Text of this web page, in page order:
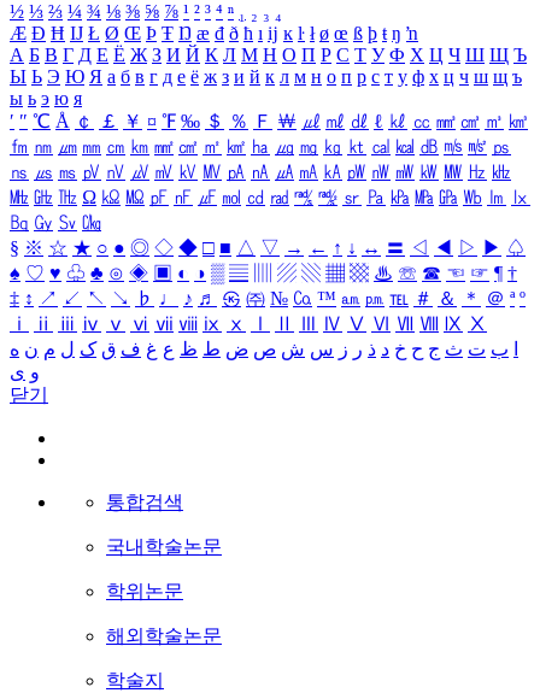
½ ⅓ ⅔ ¼ ¾ ⅛ ⅜ ⅝ ⅞ ¹ ² ³ ⁴ ⁿ ₁ ₂ ₃ ₄
Æ Ð Ħ Ĳ Ł Ø Œ Þ Ŧ Ŋ æ đ ð ħ ı ĳ ĸ ŀ ł ø œ ß þ ŧ ŋ ŉ
А Б В Г Д Е Ё Ж З И Й К Л М Н О П Р С Т У Ф Х Ц Ч Ш Щ Ъ
Ы Ь Э Ю Я а б в г д е ё ж з и й к л м н о п р с т у ф х ц ч ш щ ъ
ы ь э ю я
′ ″ ℃ Å ￠ ￡ ￥ ¤ ℉ ‰ ＄ ％ Ｆ ￦ ㎕ ㎖ ㎗ ℓ ㎘ ㏄ ㎣ ㎤ ㎥ ㎦
㎙ ㎚ ㎛ ㎜ ㎝ ㎞ ㎟ ㎠ ㎡ ㎢ ㏊ ㎍ ㎎ ㎏ ㏏ ㎈ ㎉ ㏈ ㎧ ㎨ ㎰
㎱ ㎲ ㎳ ㎴ ㎵ ㎶ ㎷ ㎸ ㎹ ㎀ ㎁ ㎂ ㎃ ㎄ ㎺ ㎻ ㎽ ㎾ ㎿ ㎐ ㎑
㎒ ㎓ ㎔ Ω ㏀ ㏁ ㎊ ㎋ ㎌ ㏖ ㏅ ㎭ ㎮ ㎯ ㏛ ㎩ ㎪ ㎫ ㎬ ㏝ ㏐
㏓
㏃ ㏉ ㏜ ㏆
§ ※ ☆ ★ ○ ● ◎ ◇ ◆ □ ■ △ ▽ → ← ↑ ↓ ↔ 〓 ◁ ◀ ▷ ▶ ♤
♠ ♡ ♥ ♧ ♣ ⊙ ◈ ▣ ◐ ◑ ▒ ▤ ▨ ▧ ▦ ▩ ♨ ☏ ☎ ☜ ☞ ¶ †
‡ ↕ ↗ ↙ ↖ ↘ ♭ ♩ ♪ ♬ ㉿ ㈜ № ㏇ ™ ㏂ ㏘ ℡ ＃ ＆ ＊ ＠ ª º
ⅰ
ⅱ ⅲ ⅳ ⅴ ⅵ ⅶ ⅷ ⅸ ⅹ Ⅳ Ⅴ Ⅵ Ⅶ Ⅷ Ⅸ Ⅹ
ب ت ث ج ح خ د ذ ر ز س ش ص ض ط ظ ع غ ف ق ک ل م ن ه
و ی
닫기
통합검색
국내학술논문
학위논문
해외학술논문
학술지